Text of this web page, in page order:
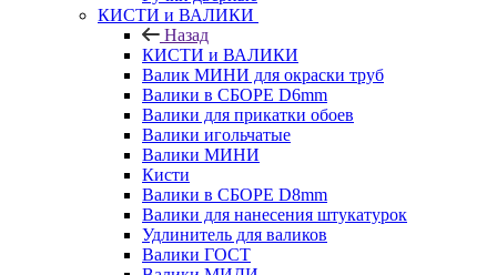
КИСТИ и ВАЛИКИ
Назад
КИСТИ и ВАЛИКИ
Валик МИНИ для окраски труб
Валики в СБОРЕ D6mm
Валики для прикатки обоев
Валики игольчатые
Валики МИНИ
Кисти
Валики в СБОРЕ D8mm
Валики для нанесения штукатурок
Удлинитель для валиков
Валики ГОСТ